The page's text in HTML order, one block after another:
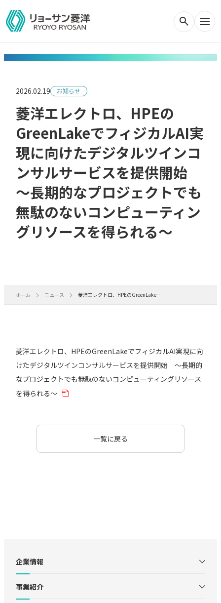
菱洋エレクトロ、HPEの
GreenLakeでフィジカルAI実
現に向けたデジタルツインコ
ンサルサービスを提供開始
～長期的なプロジェクトでも
無駄のないコンピューティン
グリソースを得られる～
2026.02.19 お知らせ
ホーム ニュース 菱洋エレクトロ、HPEのGreenLakeでフィジカルAI実現に向けたデジタルツインコンサルサービスを提供開始 ～長期的なプロジェクトでも無駄のないコンピューティングリソースを得られる～
菱洋エレクトロ、HPEのGreenLakeでフィジカルAI実現に向
けたデジタルツインコンサルサービスを提供開始 ～長期的
なプロジェクトでも無駄のないコンピューティングリソース
を得られる～
一覧に戻る
企業情報
事業紹介